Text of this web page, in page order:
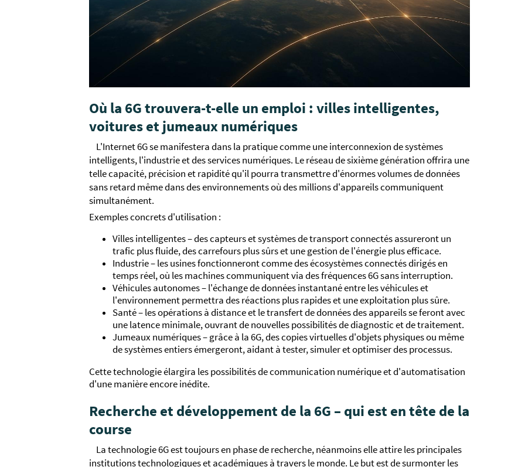
Où la 6G trouvera-t-elle un emploi : villes intelligentes,
voitures et jumeaux numériques
L'Internet 6G se manifestera dans la pratique comme une interconnexion de systèmes
intelligents, l'industrie et des services numériques. Le réseau de sixième génération offrira une
telle capacité, précision et rapidité qu'il pourra transmettre d'énormes volumes de données
sans retard même dans des environnements où des millions d'appareils communiquent
simultanément.
Exemples concrets d'utilisation :
Villes intelligentes – des capteurs et systèmes de transport connectés assureront un
trafic plus fluide, des carrefours plus sûrs et une gestion de l'énergie plus efficace.
Industrie – les usines fonctionneront comme des écosystèmes connectés dirigés en
temps réel, où les machines communiquent via des fréquences 6G sans interruption.
Véhicules autonomes – l'échange de données instantané entre les véhicules et
l'environnement permettra des réactions plus rapides et une exploitation plus sûre.
Santé – les opérations à distance et le transfert de données des appareils se feront avec
une latence minimale, ouvrant de nouvelles possibilités de diagnostic et de traitement.
Jumeaux numériques – grâce à la 6G, des copies virtuelles d'objets physiques ou même
de systèmes entiers émergeront, aidant à tester, simuler et optimiser des processus.
Cette technologie élargira les possibilités de communication numérique et d'automatisation
d'une manière encore inédite.
Recherche et développement de la 6G – qui est en tête de la
course
La technologie 6G est toujours en phase de recherche, néanmoins elle attire les principales
institutions technologiques et académiques à travers le monde. Le but est de surmonter les